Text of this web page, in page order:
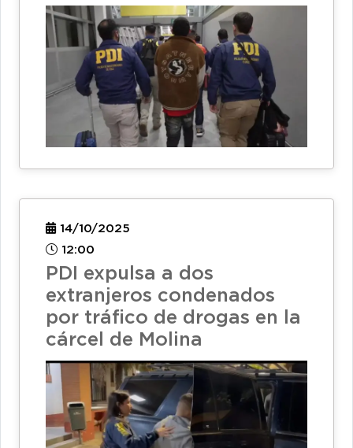
14/10/2025
12:00
PDI expulsa a dos
extranjeros condenados
por tráfico de drogas en la
cárcel de Molina